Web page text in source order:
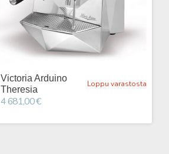
Loppu varastosta
Victoria Arduino
Theresia
4 681,00 €